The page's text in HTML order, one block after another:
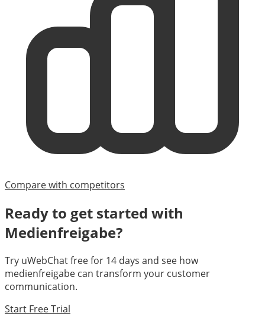
Compare with competitors
Ready to get started with
Medienfreigabe?
Try uWebChat free for 14 days and see how
medienfreigabe can transform your customer
communication.
Start Free Trial